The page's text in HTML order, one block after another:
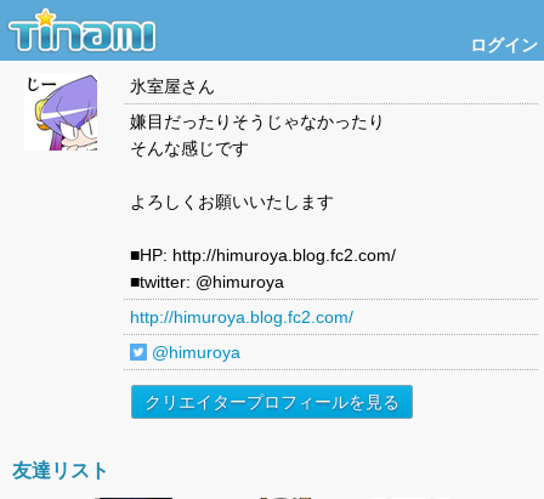
ログイン
氷室屋さん
嫌目だったりそうじゃなかったり
そんな感じです
よろしくお願いいたします
■HP: http://himuroya.blog.fc2.com/
■twitter: @himuroya
http://himuroya.blog.fc2.com/
@himuroya
クリエイタープロフィールを見る
友達リスト